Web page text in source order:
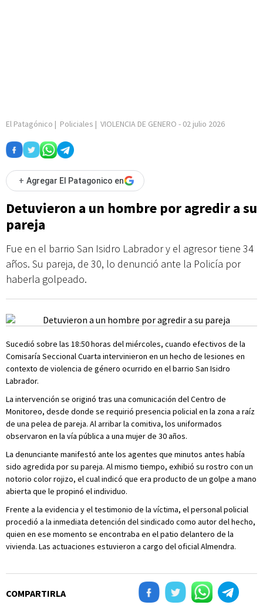
El Patagónico | Policiales | VIOLENCIA DE GENERO - 02 julio 2026
+ Agregar El Patagonico en
Detuvieron a un hombre por agredir a su
pareja
Fue en el barrio San Isidro Labrador y el agresor tiene 34
años. Su pareja, de 30, lo denunció ante la Policía por
haberla golpeado.
Sucedió sobre las 18:50 horas del miércoles, cuando efectivos de la
Comisaría Seccional Cuarta intervinieron en un hecho de lesiones en
contexto de violencia de género ocurrido en el barrio San Isidro
Labrador.
La intervención se originó tras una comunicación del Centro de
Monitoreo, desde donde se requirió presencia policial en la zona a raíz
de una pelea de pareja. Al arribar la comitiva, los uniformados
observaron en la vía pública a una mujer de 30 años.
La denunciante manifestó ante los agentes que minutos antes había
sido agredida por su pareja. Al mismo tiempo, exhibió su rostro con un
notorio color rojizo, el cual indicó que era producto de un golpe a mano
abierta que le propinó el individuo.
Frente a la evidencia y el testimonio de la víctima, el personal policial
procedió a la inmediata detención del sindicado como autor del hecho,
quien en ese momento se encontraba en el patio delantero de la
vivienda. Las actuaciones estuvieron a cargo del oficial Almendra.
COMPARTIRLA